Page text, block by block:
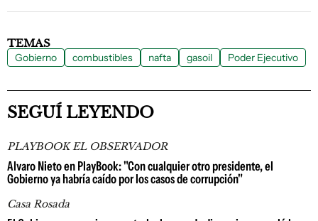
TEMAS
Gobierno combustibles nafta gasoil Poder Ejecutivo
SEGUÍ LEYENDO
PLAYBOOK EL OBSERVADOR
Alvaro Nieto en PlayBook: "Con cualquier otro presidente, el
Gobierno ya habría caído por los casos de corrupción"
Casa Rosada